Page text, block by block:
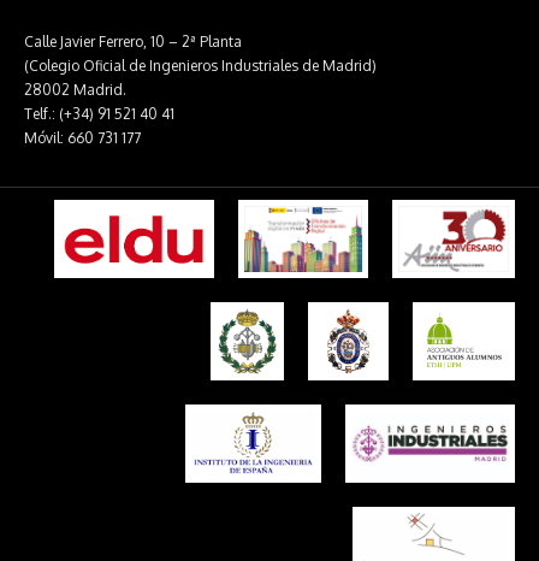
Calle Javier Ferrero, 10 – 2ª Planta
(Colegio Oficial de Ingenieros Industriales de Madrid)
28002 Madrid.
Telf.: (+34) 91 521 40 41
Móvil: 660 731 177